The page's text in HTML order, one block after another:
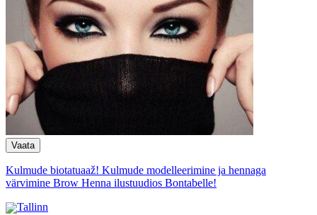
Kulmude biotatuaaž! Kulmude modelleerimine ja hennaga
värvimine Brow Henna ilustuudios Bontabelle!
Tallinn